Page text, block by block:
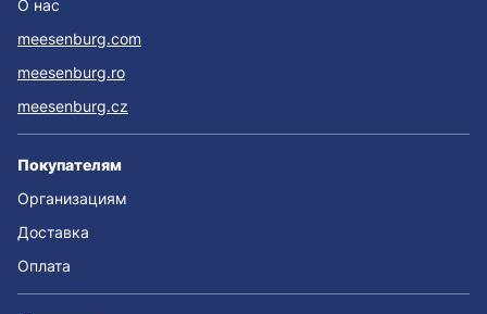
О нас
meesenburg.com
meesenburg.ro
meesenburg.cz
Покупателям
Организациям
Доставка
Оплата